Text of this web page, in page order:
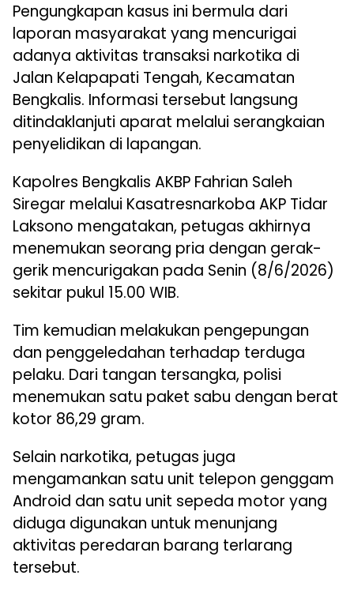
Pengungkapan kasus ini bermula dari
laporan masyarakat yang mencurigai
adanya aktivitas transaksi narkotika di
Jalan Kelapapati Tengah, Kecamatan
Bengkalis. Informasi tersebut langsung
ditindaklanjuti aparat melalui serangkaian
penyelidikan di lapangan.
Kapolres Bengkalis AKBP Fahrian Saleh
Siregar melalui Kasatresnarkoba AKP Tidar
Laksono mengatakan, petugas akhirnya
menemukan seorang pria dengan gerak-
gerik mencurigakan pada Senin (8/6/2026)
sekitar pukul 15.00 WIB.
Tim kemudian melakukan pengepungan
dan penggeledahan terhadap terduga
pelaku. Dari tangan tersangka, polisi
menemukan satu paket sabu dengan berat
kotor 86,29 gram.
Selain narkotika, petugas juga
mengamankan satu unit telepon genggam
Android dan satu unit sepeda motor yang
diduga digunakan untuk menunjang
aktivitas peredaran barang terlarang
tersebut.